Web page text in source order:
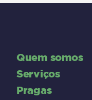
Quem somos
Serviços
Pragas